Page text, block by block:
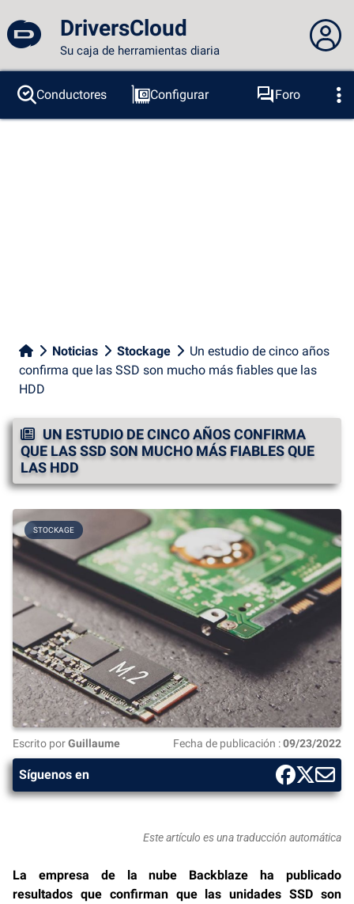
DriversCloud
Su caja de herramientas diaria
No estás conectado...
Acceder al sitio
Conductores Configurar
Foro
Sondas
BSOD Herramientas
Noticias Stockage
Un estudio de cinco años
confirma que las SSD son mucho más fiables que las
HDD
UN ESTUDIO DE CINCO AÑOS CONFIRMA
QUE LAS SSD SON MUCHO MÁS FIABLES QUE
LAS HDD
STOCKAGE
Escrito porGuillaume Fecha de publicación :09/23/2022
Síguenos en
Este artículo es una traducción automática
La empresa de la nube Backblaze ha publicado
resultados que confirman que las unidades SSD son